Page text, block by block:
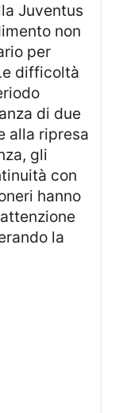
non
per
difficoltà
di due
alla ripresa
gli
con
hanno
la